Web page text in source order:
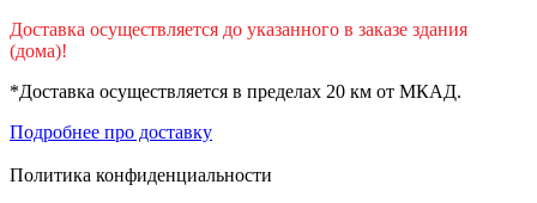
Доставка осуществляется до указанного в заказе здания
(дома)!
*Доставка осуществляется в пределах 20 км от МКАД.
Подробнее про доставку
Политика конфиденциальности